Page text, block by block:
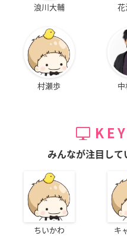
浪川大輔
村瀬歩
みんなが注目して
ちいかわ キ